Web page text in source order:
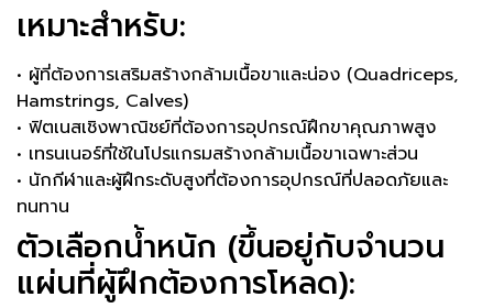
เหมาะสำหรับ:
• ผู้ที่ต้องการเสริมสร้างกล้ามเนื้อขาและน่อง (Quadriceps,
Hamstrings, Calves)
• ฟิตเนสเชิงพาณิชย์ที่ต้องการอุปกรณ์ฝึกขาคุณภาพสูง
• เทรนเนอร์ที่ใช้ในโปรแกรมสร้างกล้ามเนื้อขาเฉพาะส่วน
• นักกีฬาและผู้ฝึกระดับสูงที่ต้องการอุปกรณ์ที่ปลอดภัยและ
ทนทาน
ตัวเลือกน้ำหนัก (ขึ้นอยู่กับจำนวน
แผ่นที่ผู้ฝึกต้องการโหลด):